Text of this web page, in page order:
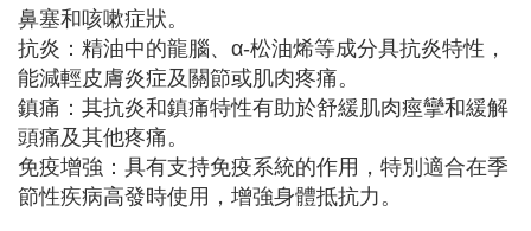
鼻塞和咳嗽症狀。
抗炎：精油中的龍腦、α-松油烯等成分具抗炎特性，
能減輕皮膚炎症及關節或肌肉疼痛。
鎮痛：其抗炎和鎮痛特性有助於舒緩肌肉痙攣和緩解
頭痛及其他疼痛。
免疫增強：具有支持免疫系統的作用，特別適合在季
節性疾病高發時使用，增強身體抵抗力。